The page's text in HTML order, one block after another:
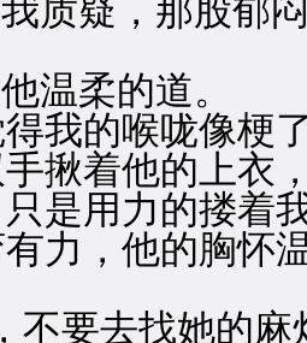
疑，那股郁闷
柔的道。
的喉咙像梗了
揪着他的上衣
是用力的搂着
，他的胸怀温
要去找她的麻